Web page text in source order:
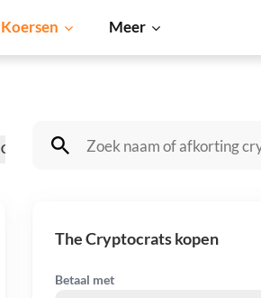
Koersen Meer
Cardano Shiba Inu Dogecoin Solana
The Cryptocrats kopen
Betaal met